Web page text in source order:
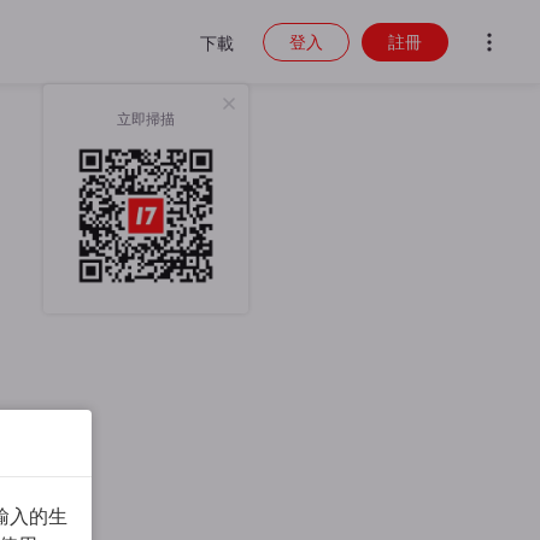
下載
立即掃描
登入 註冊
入的生